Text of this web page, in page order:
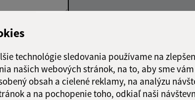
technológie sledovania používame na
našich webových stránok, na to, aby sme vám
obsah a cielené reklamy, na analýzu
a na pochopenie toho, odkiaľ naši
správu